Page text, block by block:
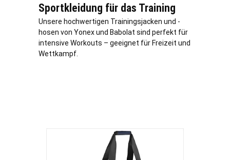
Sportkleidung für das Training
Unsere hochwertigen Trainingsjacken und -
hosen von Yonex und Babolat sind perfekt für
intensive Workouts – geeignet für Freizeit und
Wettkampf.